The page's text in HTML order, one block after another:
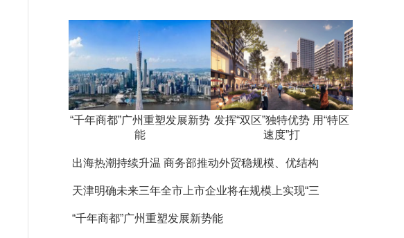
“千年商都”广州重塑发展新势
能
发挥“双区”独特优势 用“特区
速度”打
出海热潮持续升温 商务部推动外贸稳规模、优结构
天津明确未来三年全市上市企业将在规模上实现“三
“千年商都”广州重塑发展新势能